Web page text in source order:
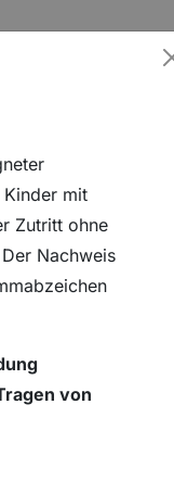
Eissporthalle
mit
Zutritt ohne
Nachweis
von